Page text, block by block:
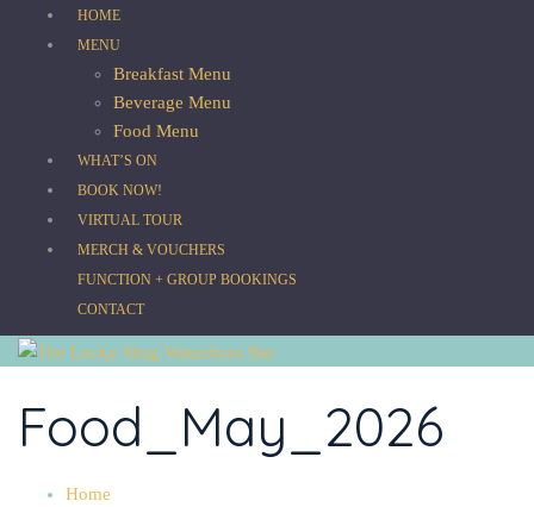
HOME
MENU
Breakfast Menu
Beverage Menu
Food Menu
WHAT’S ON
BOOK NOW!
VIRTUAL TOUR
MERCH & VOUCHERS
FUNCTION + GROUP BOOKINGS
CONTACT
Food_May_2026
Home